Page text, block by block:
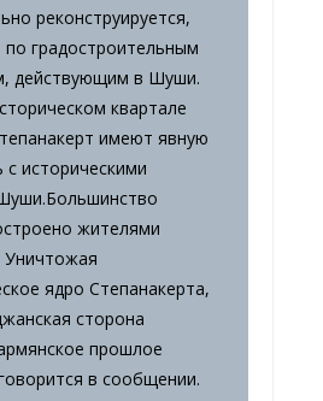
реконструируется,
по градостроительным
действующим в Шуши.
квартале
имеют явную
с историческими
жителями
Уничтожая
ядро ​​Степанакерта,
сторона
прошлое
в сообщении.